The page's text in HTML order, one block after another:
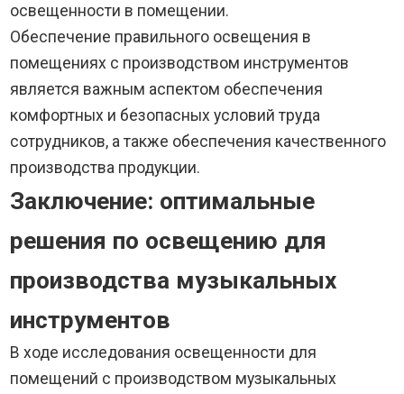
освещенности в помещении.
Обеспечение правильного освещения в
помещениях с производством инструментов
является важным аспектом обеспечения
комфортных и безопасных условий труда
сотрудников, а также обеспечения качественного
производства продукции.
Заключение: оптимальные
решения по освещению для
производства музыкальных
инструментов
В ходе исследования освещенности для
помещений с производством музыкальных